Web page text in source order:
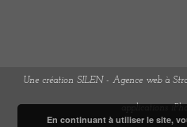
Une création SILEN - Agence web à
En continuant à utiliser le site,